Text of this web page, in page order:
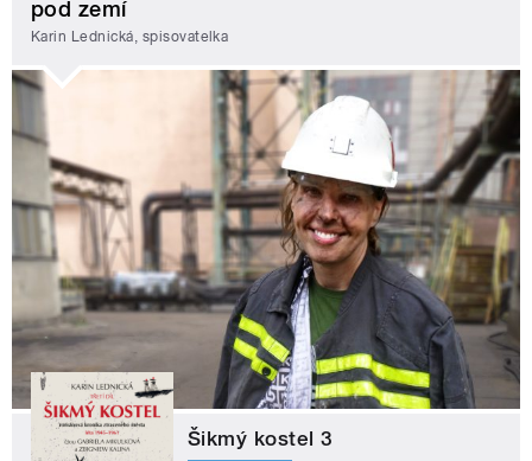
pod zemí
Karin Lednická, spisovatelka
Šikmý kostel 3